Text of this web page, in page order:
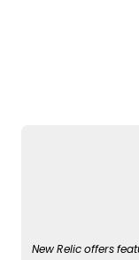
New Relic offers